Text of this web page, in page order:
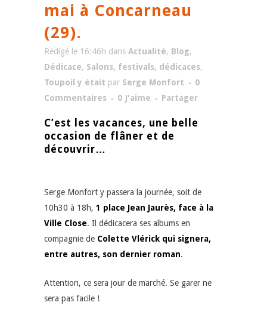
mai à Concarneau
(29).
Rédigé le 16:46h dans Actualité, Blog,
Dédicace, Salons, festivals, dédicaces,
Toupoil y était par Serge Monfort
0
Commentaires
0 J'aime Partager
C’est les vacances, une belle
occasion de flâner et de
découvrir…
Serge Monfort y passera la journée, soit de
10h30 à 18h, 1 place Jean Jaurès, face à la
Ville Close. Il dédicacera ses albums en
compagnie de Colette Vlérick qui signera,
entre autres, son dernier roman.
Attention, ce sera jour de marché. Se garer ne
sera pas facile !